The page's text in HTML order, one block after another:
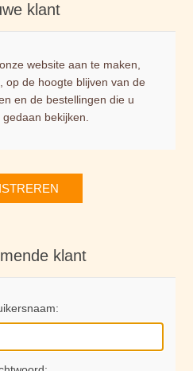
klant
website aan te maken,
op de hoogte blijven van de
en de bestellingen die u
bekijken.
klant